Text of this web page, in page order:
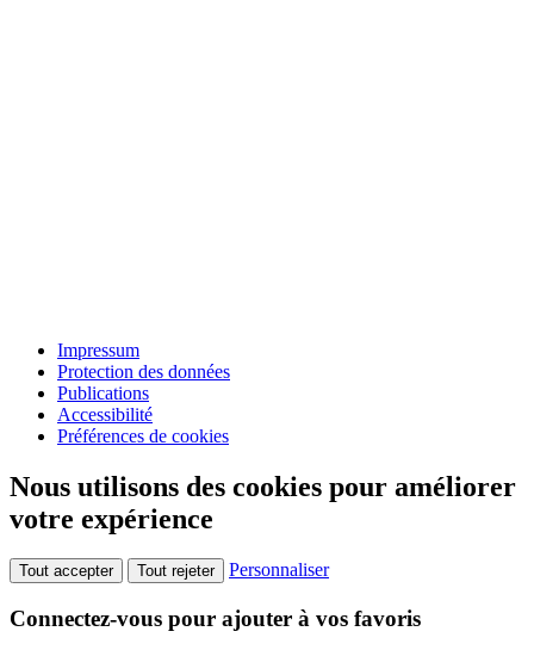
Impressum
Protection des données
Publications
Accessibilité
Préférences de cookies
Nous utilisons des cookies pour améliorer
votre expérience
Tout accepter Tout rejeter Personnaliser
Connectez-vous pour ajouter à vos favoris